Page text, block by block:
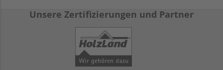
Unsere Zertifizierungen und Partner